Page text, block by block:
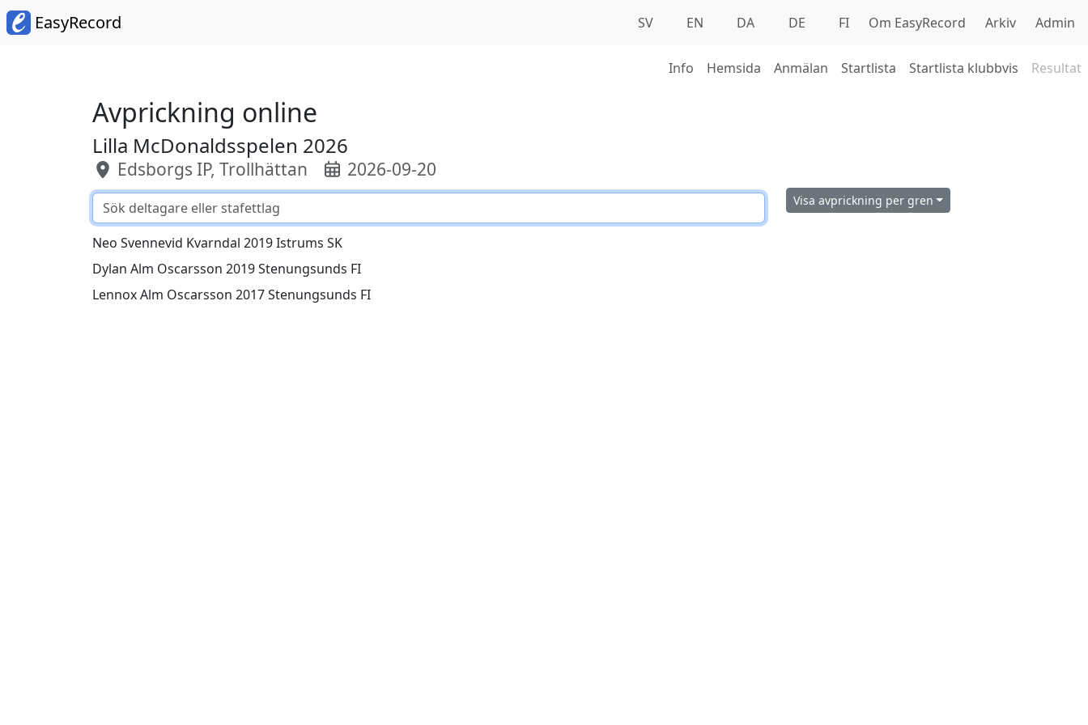
EasyRecord SV EN DA DE FI Om EasyRecord Arkiv Admin
Info Hemsida Anmälan Startlista Startlista klubbvis Resultat
Avprickning online
Lilla McDonaldsspelen 2026
Edsborgs IP, Trollhättan 2026-09-20
Neo Svennevid Kvarndal 2019 Istrums SK
Dylan Alm Oscarsson 2019 Stenungsunds FI
Lennox Alm Oscarsson 2017 Stenungsunds FI
Visa avprickning per gren